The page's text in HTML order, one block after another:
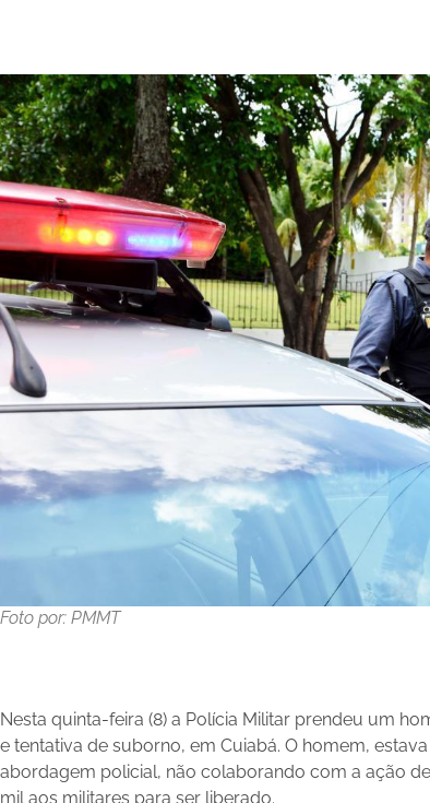
Foto por: PMMT
Nesta quinta-feira (8) a Polícia Militar prendeu um
e tentativa de suborno, em Cuiabá. O homem,
abordagem policial, não colaborando com a ação
mil aos militares para ser liberado.